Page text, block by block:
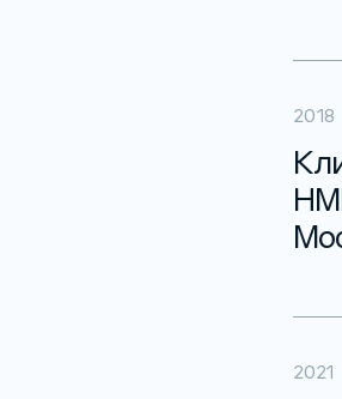
2018
2021